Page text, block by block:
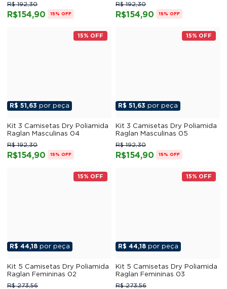
R$154,90
R$ 192,30
15% OFF R$154,90
R$ 192,30
15% OFF
15% OFF
R$ 51,63 por peça
Kit 3 Camisetas Dry Poliamida
Raglan Masculinas 04
R$154,90
R$ 192,30
15% OFF
15% OFF
R$ 51,63 por peça
Kit 3 Camisetas Dry Poliamida
Raglan Masculinas 05
R$154,90
R$ 192,30
15% OFF
15% OFF
R$ 44,18 por peça
Kit 5 Camisetas Dry Poliamida
Raglan Femininas 02
R$ 273,56
15% OFF
R$ 44,18 por peça
Kit 5 Camisetas Dry Poliamida
Raglan Femininas 03
R$ 273,56